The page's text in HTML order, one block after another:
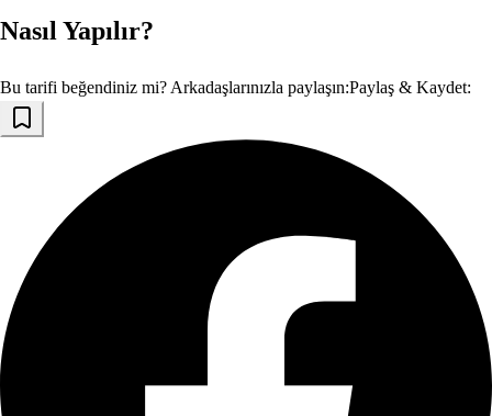
Nasıl Yapılır?
Bu tarifi beğendiniz mi? Arkadaşlarınızla paylaşın:Paylaş & Kaydet: